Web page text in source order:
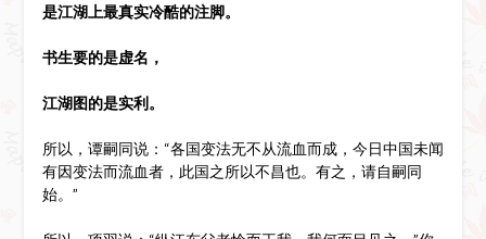
是江湖上最真实冷酷的注脚。
书生要的是虚名，
江湖图的是实利。
所以，谭嗣同说：“各国变法无不从流血而成，今日中国未闻
有因变法而流血者，此国之所以不昌也。有之，请自嗣同
始。”